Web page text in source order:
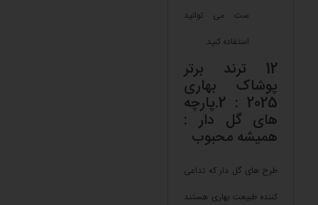
ست می توانید
استفاده کنید.
12 ترند برتر
پوشاک بهاری
2025 : 2.پارچه
های گل دار :
همیشه محبوب
طرح های گل دار که تداعی
کننده طبیعت بهاری هستند